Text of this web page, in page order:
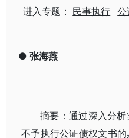
进入专题： 民事执行 公
● 张海燕
摘要：通过深入分
不予执行公证债权文书